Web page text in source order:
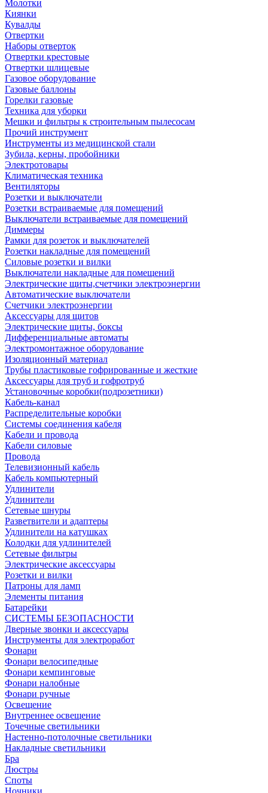
Молотки
Киянки
Кувалды
Отвертки
Наборы отверток
Отвертки крестовые
Отвертки шлицевые
Газовое оборудование
Газовые баллоны
Горелки газовые
Техника для уборки
Мешки и фильтры к строительным пылесосам
Прочий инструмент
Инструменты из медицинской стали
Зубила, керны, пробойники
Электротовары
Климатическая техника
Вентиляторы
Розетки и выключатели
Розетки встраиваемые для помещений
Выключатели встраиваемые для помещений
Диммеры
Рамки для розеток и выключателей
Розетки накладные для помещений
Силовые розетки и вилки
Выключатели накладные для помещений
Электрические щиты,счетчики электроэнергии
Автоматические выключатели
Счетчики электроэнергии
Аксессуары для щитов
Электрические щиты, боксы
Дифференциальные автоматы
Электромонтажное оборудование
Изоляционный материал
Трубы пластиковые гофрированные и жесткие
Аксессуары для труб и гофротруб
Установочные коробки(подрозетники)
Кабель-канал
Распределительные коробки
Системы соединения кабеля
Кабели и провода
Кабели силовые
Провода
Телевизионный кабель
Кабель компьютерный
Удлинители
Удлинители
Сетевые шнуры
Разветвители и адаптеры
Удлинители на катушках
Колодки для удлинителей
Сетевые фильтры
Электрические аксессуары
Розетки и вилки
Патроны для ламп
Элементы питания
Батарейки
СИСТЕМЫ БЕЗОПАСНОСТИ
Дверные звонки и аксессуары
Инструменты для электроработ
Фонари
Фонари велосипедные
Фонари кемпинговые
Фонари налобные
Фонари ручные
Освещение
Внутреннее освещение
Точечные светильники
Настенно-потолочные светильники
Накладные светильники
Бра
Люстры
Споты
Ночники